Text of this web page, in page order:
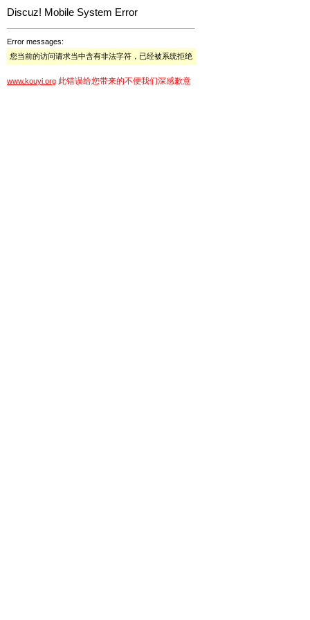
Discuz! Mobile System Error
Error messages:
您当前的访问请求当中含有非法字符，已经被系统拒绝
www.kouyi.org 此错误给您带来的不便我们深感歉意